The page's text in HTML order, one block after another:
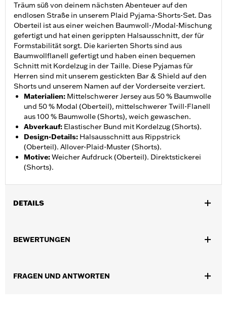
Träum süß von deinem nächsten Abenteuer auf den
endlosen Straße in unserem Plaid Pyjama-Shorts-Set. Das
Oberteil ist aus einer weichen Baumwoll-/Modal-Mischung
gefertigt und hat einen gerippten Halsausschnitt, der für
Formstabilität sorgt. Die karierten Shorts sind aus
Baumwollflanell gefertigt und haben einen bequemen
Schnitt mit Kordelzug in der Taille. Diese Pyjamas für
Herren sind mit unserem gestickten Bar & Shield auf den
Shorts und unserem Namen auf der Vorderseite verziert.
Materialien: Mittelschwerer Jersey aus 50 % Baumwolle
und 50 % Modal (Oberteil), mittelschwerer Twill-Flanell
aus 100 % Baumwolle (Shorts), weich gewaschen.
Abverkauf: Elastischer Bund mit Kordelzug (Shorts).
Design-Details: Halsausschnitt aus Rippstrick
(Oberteil). Allover-Plaid-Muster (Shorts).
Motive:Weicher Aufdruck (Oberteil). Direktstickerei
(Shorts).
DETAILS
GARANTIE:2 Jahre beschränkte Garantie – Auf
BEWERTUNGEN
FRAGEN UND ANTWORTEN